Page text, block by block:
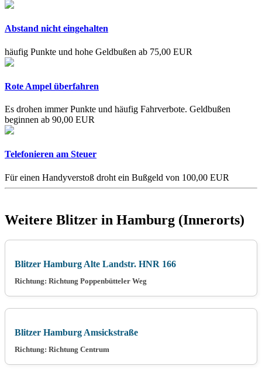
Abstand nicht eingehalten
häufig Punkte und hohe Geldbußen ab 75,00 EUR
Rote Ampel überfahren
Es drohen immer Punkte und häufig Fahrverbote. Geldbußen
beginnen ab 90,00 EUR
Telefonieren am Steuer
Für einen Handyverstoß droht ein Bußgeld von 100,00 EUR
Weitere Blitzer in Hamburg (Innerorts)
Blitzer Hamburg Alte Landstr. HNR 166
Richtung: Richtung Poppenbütteler Weg
Blitzer Hamburg Amsickstraße
Richtung: Richtung Centrum